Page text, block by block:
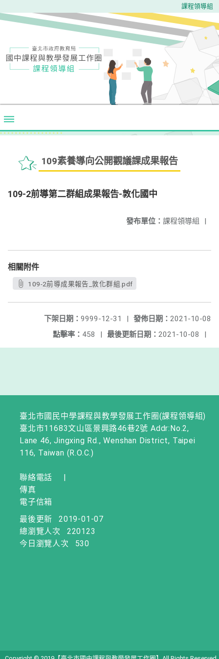
課程領導組
109素養導向公開觀議課成果報告
109-2前導第二群組成果報告-敦化國中
發布單位： 課程領導組 |
相關附件
109-2前導成果報告_敦化群組.pdf
發佈日期： 2021-10-08
下架日期： 9999-12-31
|
最後更新日期： 2021-10-08 |
點擊率： 458 |
臺北市國民中學課程與教學發展工作圈(課程領導組)
臺北市11683文山區景興路46巷2號 Addr:No.2,
Lane 46, Jingxing Rd., Wenshan District, Taipei
116, Taiwan (R.O.C.)
聯絡電話
|
傳真
電子信箱
最後更新
2019-01-07
總瀏覽人次
220123
今日瀏覽人次
530